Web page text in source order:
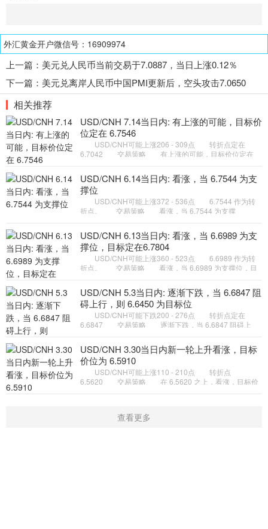
外汇黄金开户微信号：16909974
上一篇： 美元兑人民币当前交易于7.0887，当日上涨0.12％
下一篇： 美元兑离岸人民币中国PMI更新后，空头攻击7.0650
相关推荐
USD/CNH 7.14当日内: 有上涨的可能，目标价
位定在 6.7546
USD/CNH可能上涨206 - 309点 转折点定在
6.7042 交易策略 有上涨的可能，目标价位定在
USD/CNH 6.14当日内: 看涨，当 6.7544 为支
撑位
USD/CNH可能上涨372 - 536点 6.7544 作为转
折点。 交易策略 看涨，当 6.7544 为支撑
方向定在 6.7269 和 6.7105
USD/CNH 6.13当日内: 看涨，当 6.6989 为支
撑位，目标定在6.7804
USD/CNH可能上涨360 - 523点 6.6989 作为转
折点。 交易策略 看涨，当 6.6989 为支撑位，目
USD/CNH 目标方向定在 6.
USD/CNH 5.3当日内: 逐渐下跌，当 6.6847 阻
碍上行，则 6.6450 为目标位
USD/CNH可能下跌200 - 276点 转折点定在
6.6847 交易策略 逐渐下跌，当 6.6847 阻碍上
6.6847 ，USD/CNH 目标方
USD/CNH 3.30当日内新一轮上升看涨，目标
价位为 6.5910
USD/CNH可能上涨110 - 210点 转折点
6.5620 交易策略 在 6.5620 之上，看涨，目标价
查看更多